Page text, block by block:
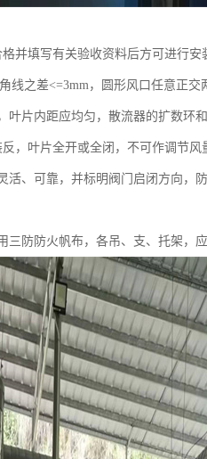
并填写有关验收资料后方可进行安
线之差<=3mm，圆形风口任意正交
叶片内距应均匀，散流器的扩数环
，叶片全开或全闭，不可作调节风
活、可靠，并标明阀门启闭方向，
三防防火帆布，各吊、支、托架，